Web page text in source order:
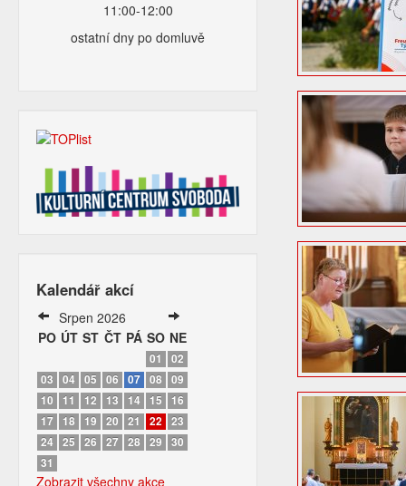
11:00-12:00
ostatní dny po domluvě
Kalendář akcí
Srpen 2026
PO ÚT ST ČT PÁ SO NE
01
02
03
04 05 06 07 08
09
10
11 12 13 14 15
16
17 18 19 20 21 22
23
24
25 26 27 28 29
30
31
Zobrazit všechny akce